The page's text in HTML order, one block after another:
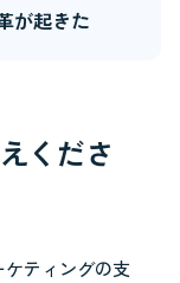
が起きた
くださ
ケティングの支